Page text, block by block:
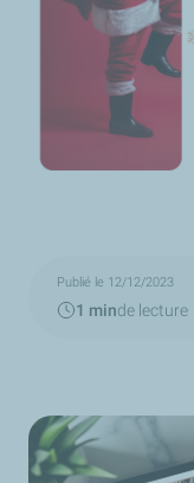
Publié le 12/12/2023
1 minde lecture